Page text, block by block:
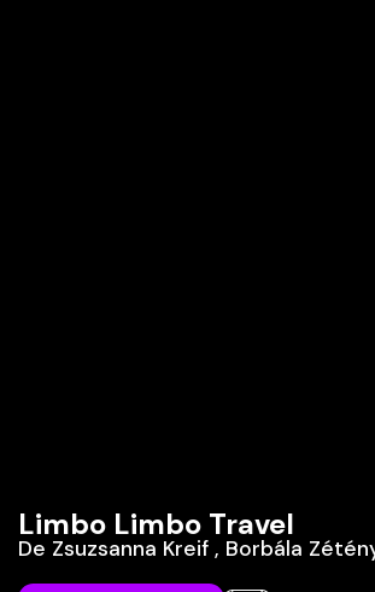
Limbo Limbo Travel
De Zsuzsanna Kreif , Borbála